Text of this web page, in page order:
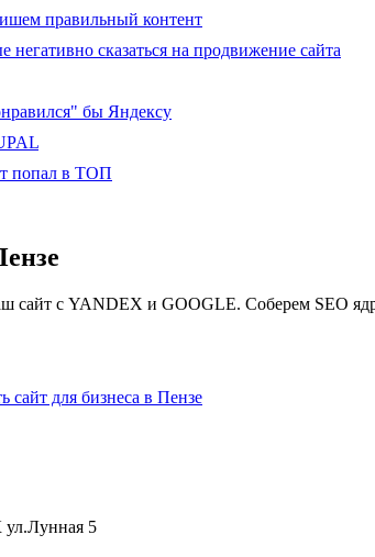
правильный контент
сказаться на продвижение сайта
бы Яндексу
попал в ТОП
сайт с YANDEX и GOOGLE. Соберем SEO
сайт для бизнеса в Пензе
5